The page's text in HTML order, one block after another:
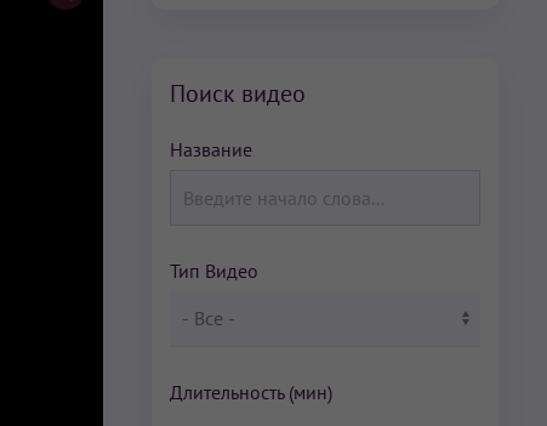
Поиск видео
Название
Тип Видео
Длительность (мин)